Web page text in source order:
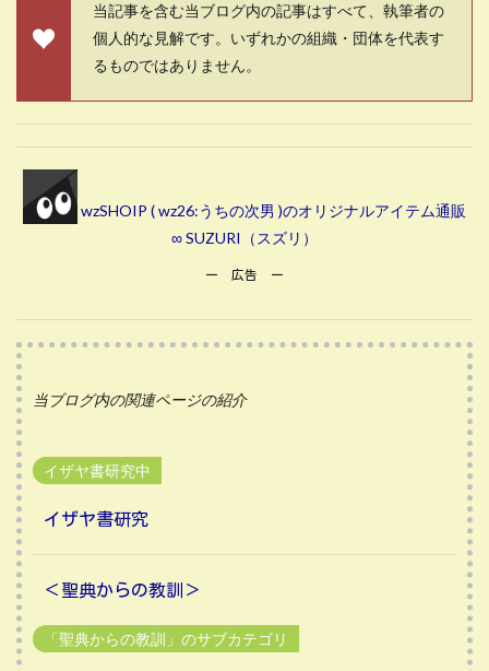
当記事を含む当ブログ内の記事はすべて、執筆者の
個人的な見解です。いずれかの組織・団体を代表す
るものではありません。
wzSHOIP ( wz26:うちの次男 )のオリジナルアイテム通販
∞ SUZURI（スズリ）
ー 広告 ー
当ブログ内の関連ページの紹介
イザヤ書研究中
イザヤ書研究
＜聖典からの教訓＞
「聖典からの教訓」のサブカテゴリ